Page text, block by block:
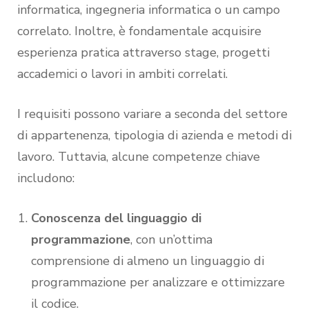
informatica, ingegneria informatica o un campo
correlato. Inoltre, è fondamentale acquisire
esperienza pratica attraverso stage, progetti
accademici o lavori in ambiti correlati.
I requisiti possono variare a seconda del settore
di appartenenza, tipologia di azienda e metodi di
lavoro. Tuttavia, alcune competenze chiave
includono:
Conoscenza del linguaggio di
programmazione, con un’ottima
comprensione di almeno un linguaggio di
programmazione per analizzare e ottimizzare
il codice.